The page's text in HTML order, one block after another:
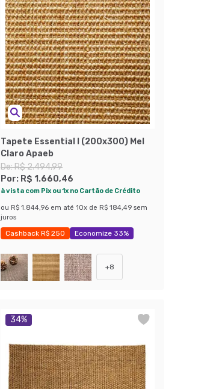
Tapete Essential I (200x300) Mel
Claro Apaeb
De:R$ 2.494,99
Por: R$ 1.660,46
à vista com Pix ou 1x no Cartão de Crédito
ou R$ 1.844,96 em até 10x de R$ 184,49 sem
juros
Cashback R$ 250 Economize 33%
+8
34%